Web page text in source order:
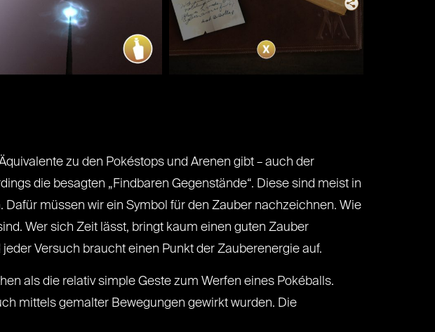
zu den Pokéstops und Arenen gibt – auch der
die besagten „Findbaren Gegenstände“. Diese sind meist in
müssen wir ein Symbol für den Zauber nachzeichnen. Wie
Wer sich Zeit lässt, bringt kaum einen guten Zauber
Versuch braucht einen Punkt der Zauberenergie auf.
als die relativ simple Geste zum Werfen eines Pokéballs.
mittels gemalter Bewegungen gewirkt wurden. Die